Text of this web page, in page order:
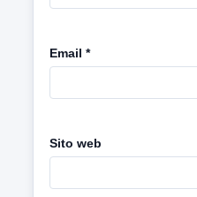
Email *
Sito web